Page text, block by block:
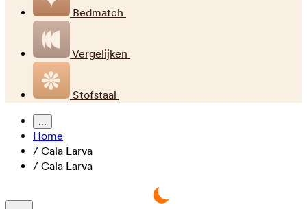
Bedmatch
Vergelijken
Stofstaal
...
Home
/ Cala Larva
/ Cala Larva